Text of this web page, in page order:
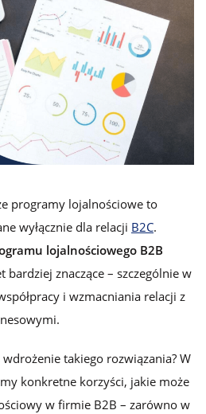
programy lojalnościowe to
wyłącznie dla relacji B2C.
lojalnościowego B2B
bardziej znaczące – szczególnie w
i wzmacniania relacji z
takiego rozwiązania? W
konkretne korzyści, jakie może
w firmie B2B – zarówno w